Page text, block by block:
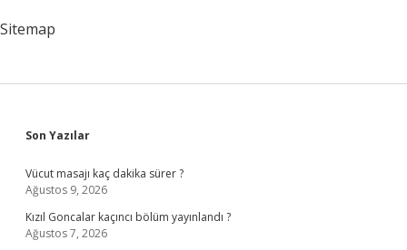
Sitemap
Sidebar
Son Yazılar
Vücut masajı kaç dakika sürer ?
Ağustos 9, 2026
Kızıl Goncalar kaçıncı bölüm yayınlandı ?
Ağustos 7, 2026